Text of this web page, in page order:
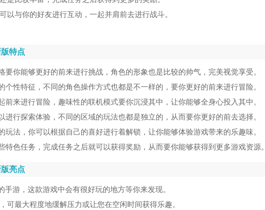
以与你的好友进行互动，一起并肩前去进行战斗。
特点
要你能够更好的前来进行挑战，角色的形象也是比较的帅气，完美视觉享受。
个性特征，不同的角色操作方式也都是不一样的，要你更好的前来进行冒险。
前来进行冒险，趣味性的联机模式要你沉浸其中，让你能够全身心投入其中。
进行探索体验，不同的区域的玩法也都是独立的，从而要你更好的前去选择。
玩法，你可以根据自己的喜好进行着解锁，让你能够体验游戏带来的乐趣味。
特色任务，完成任务之后就可以获得奖励，从而要你能够获得到更多游戏资源。
亮点
手游，这款游戏中会有很好玩的地方等你来发现。
可最大程度地缓解压力或让您在空闲时间获得乐趣。